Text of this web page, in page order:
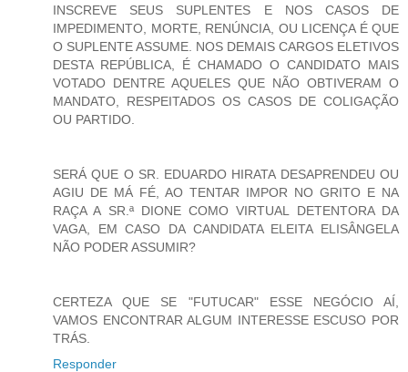
INSCREVE SEUS SUPLENTES E NOS CASOS DE
IMPEDIMENTO, MORTE, RENÚNCIA, OU LICENÇA É QUE
O SUPLENTE ASSUME. NOS DEMAIS CARGOS ELETIVOS
DESTA REPÚBLICA, É CHAMADO O CANDIDATO MAIS
VOTADO DENTRE AQUELES QUE NÃO OBTIVERAM O
MANDATO, RESPEITADOS OS CASOS DE COLIGAÇÃO
OU PARTIDO.
SERÁ QUE O SR. EDUARDO HIRATA DESAPRENDEU OU
AGIU DE MÁ FÉ, AO TENTAR IMPOR NO GRITO E NA
RAÇA A SR.ª DIONE COMO VIRTUAL DETENTORA DA
VAGA, EM CASO DA CANDIDATA ELEITA ELISÂNGELA
NÃO PODER ASSUMIR?
CERTEZA QUE SE "FUTUCAR" ESSE NEGÓCIO AÍ,
VAMOS ENCONTRAR ALGUM INTERESSE ESCUSO POR
TRÁS.
Responder